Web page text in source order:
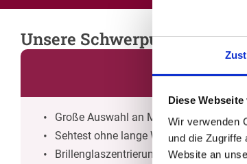
Diese
Wir verwenden
und die Zugriffe
Website an
Unsere Schwerpunkte
Große Auswahl an Markenfassungen
Sehtest ohne lange Wartezeiten
Brillenglaszentrierung durch Fachleute